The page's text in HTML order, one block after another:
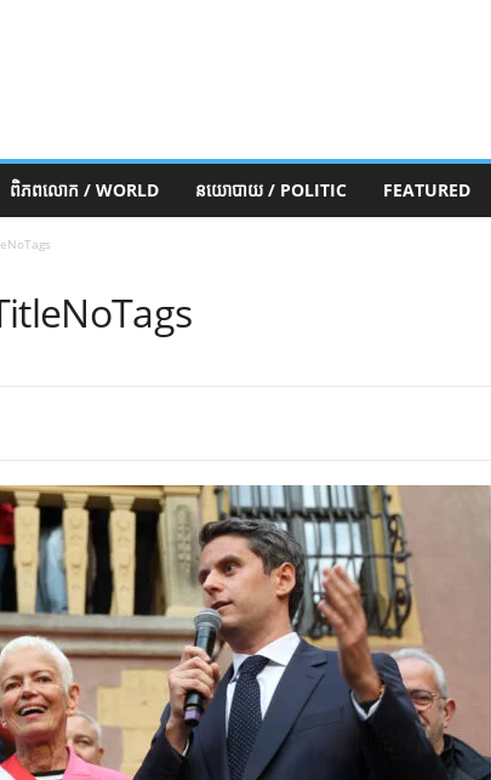
ពិភពលោក / WORLD នយោបាយ / POLITIC FEATURED